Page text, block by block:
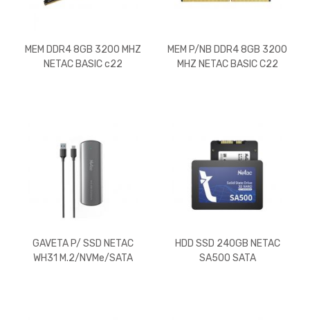
MEM DDR4 8GB 3200 MHZ
NETAC BASIC c22
MEM P/NB DDR4 8GB 3200
MHZ NETAC BASIC C22
GAVETA P/ SSD NETAC
WH31 M.2/NVMe/SATA
HDD SSD 240GB NETAC
SA500 SATA